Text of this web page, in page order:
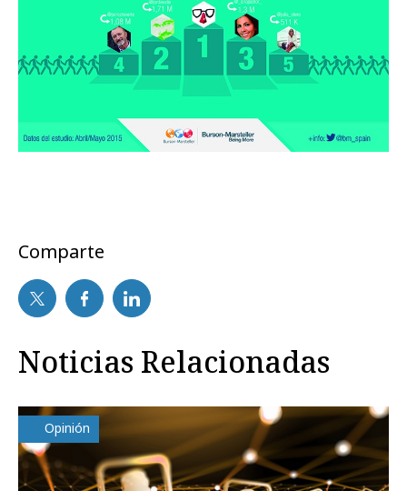
Comparte
Noticias Relacionadas
Opinión